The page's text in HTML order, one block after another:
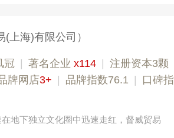
(上海)有限公司）
冠 著名企业 x114
注册资本3颗
牌网店3+ 品牌指数76.1
口碑指
地下独立文化圈中迅速走红，督威贸易